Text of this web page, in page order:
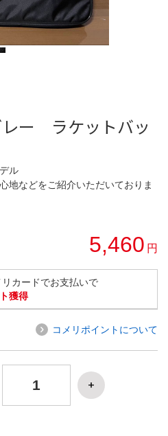
ー ラケットバッ
ル
地などをご紹介いただいておりま
5,460 円
カードでお支払いで
獲得
コメリポイントについて